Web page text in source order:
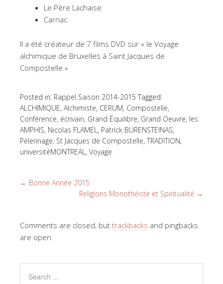
Le Père Lachaise
Carnac
Il a été créateur de 7 films DVD sur « le Voyage
alchimique de Bruxelles à Saint Jacques de
Compostelle »
Posted in: Rappel Saison 2014-2015 Tagged:
ALCHIMIQUE, Alchimiste, CERUM, Compostelle,
Conférence, écrivain, Grand Équilibre, Grand Oeuvre, les
AMPHIS, Nicolas FLAMEL, Patrick BURENSTEINAS,
Pèlerinage, St Jacques de Compostelle, TRADITION,
universitéMONTREAL, Voyage
← Bonne Année 2015
Religions Monothéiste et Spiritualité →
Comments are closed, but trackbacks and pingbacks
are open.